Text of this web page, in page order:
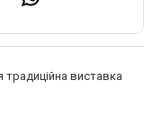
традиційна виставка